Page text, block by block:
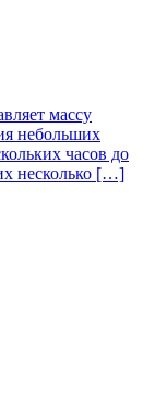
массу
небольших
часов до
несколько […]